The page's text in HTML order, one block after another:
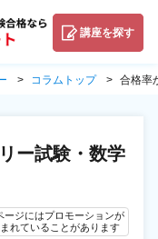
講座を探す
コラムトップ 合格率
ー試験・数学
ージにはプロモーションが
れていることがあります